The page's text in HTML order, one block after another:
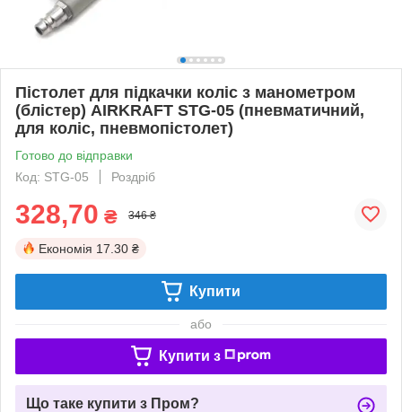
Пістолет для підкачки коліс з манометром
(блістер) AIRKRAFT STG-05 (пневматичний,
для коліс, пневмопістолет)
Готово до відправки
Код: STG-05
Роздріб
328,70 ₴ 346 ₴
Економія 17.30 ₴
Купити
або
Купити з
Що таке купити з Пром?